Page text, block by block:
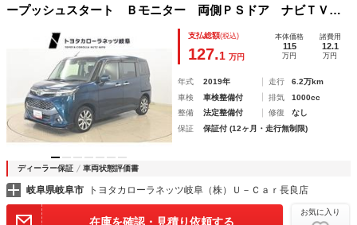
ープッシュスタート Ｂモニター 両側ＰＳドア ナビＴＶ
ＬＥＤライト クルコン 横滑り防止 アイドリングストッ
プ ＡＢＳ Ｗエアバック アルミホイル オートエアコン
支払総額(税込)
127.1 万円
本体価格
115
万円
諸費用
12.1
万円
年式 2019年 走行
6.2万km
車検
車検整備付 排気
1000cc
整備
法定整備付 修復
なし
保証
保証付 (12ヶ月・走行無制限)
ディーラー保証 車両状態評価書
岐阜県岐阜市 トヨタカローラネッツ岐阜（株）Ｕ－Ｃａｒ長良店
在庫を確認・見積り依頼する
お気に入り